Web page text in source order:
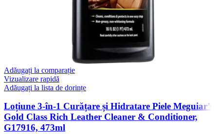
Adăugați la comparație
Vizualizare rapidă
Adăugați la lista de dorințe
Loțiune 3-în-1 Curățare și Hidratare Piele Meguiar’s
Gold Class Rich Leather Cleaner & Conditioner,
G17916, 473ml